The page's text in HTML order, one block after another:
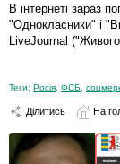
В інтернеті зараз
"Однокласники" і
LiveJournal
Теги: Росія ФСБ
Ділитись На